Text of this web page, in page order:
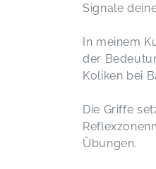
Signale
In meinem
der
Koliken bei
Die Griffe
Übungen.